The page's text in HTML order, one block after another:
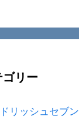
ゴリー
リッシュセブン